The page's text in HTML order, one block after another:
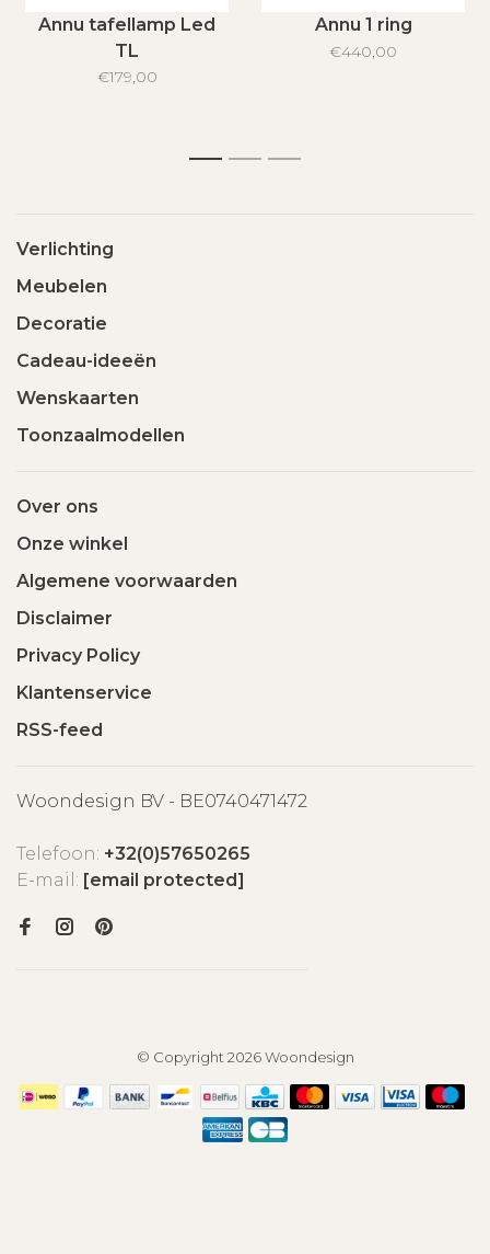
Annu tafellamp Led
TL
€179,00
Annu 1 ring
€440,00
1 2 3
Verlichting
Meubelen
Decoratie
Cadeau-ideeën
Wenskaarten
Toonzaalmodellen
Over ons
Onze winkel
Algemene voorwaarden
Disclaimer
Privacy Policy
Klantenservice
RSS-feed
Woondesign BV - BE0740471472
Telefoon: +32(0)57650265
E-mail: [email protected]
© Copyright 2026 Woondesign